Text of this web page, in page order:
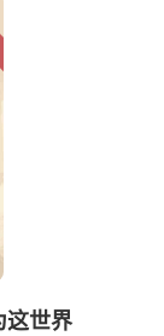
这世界